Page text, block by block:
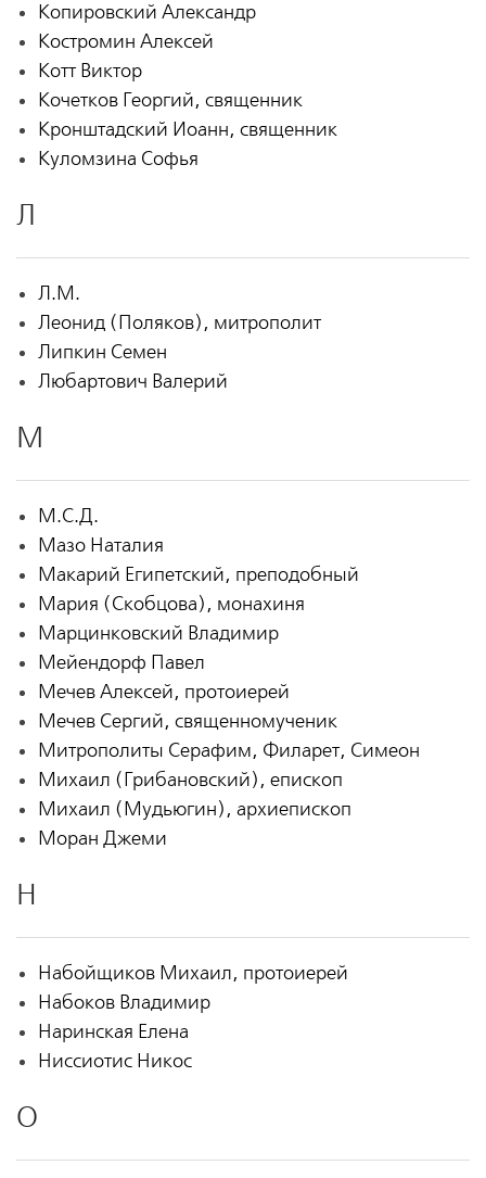
Копировский Александр
Костромин Алексей
Котт Виктор
Кочетков Георгий, священник
Кронштадский Иоанн, священник
Куломзина Софья
Л
Л.М.
Леонид (Поляков), митрополит
Липкин Семен
Любартович Валерий
М
М.С.Д.
Мазо Наталия
Макарий Египетский, преподобный
Мария (Скобцова), монахиня
Марцинковский Владимир
Мейендорф Павел
Мечев Алексей, протоиерей
Мечев Сергий, священномученик
Митрополиты Серафим, Филарет, Симеон
Михаил (Грибановский), епископ
Михаил (Мудьюгин), архиепископ
Моран Джеми
Н
Набойщиков Михаил, протоиерей
Набоков Владимир
Наринская Елена
Ниссиотис Никос
О